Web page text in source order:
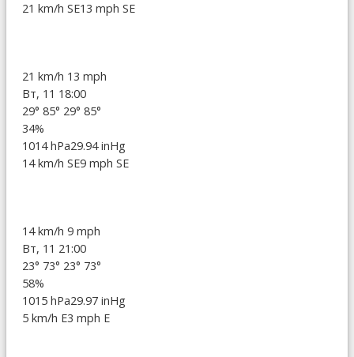
21 km/h SE13 mph SE
21 km/h 13 mph
Вт, 11 18:00
29° 85° 29° 85°
34%
1014 hPa29.94 inHg
14 km/h SE9 mph SE
14 km/h 9 mph
Вт, 11 21:00
23° 73° 23° 73°
58%
1015 hPa29.97 inHg
5 km/h E3 mph E